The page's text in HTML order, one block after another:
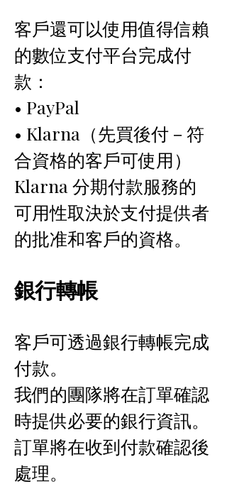
客戶還可以使用值得信賴
的數位支付平台完成付
款：
• PayPal
• Klarna（先買後付－符
合資格的客戶可使用）
Klarna 分期付款服務的
可用性取決於支付提供者
的批准和客戶的資格。
銀行轉帳
客戶可透過銀行轉帳完成
付款。
我們的團隊將在訂單確認
時提供必要的銀行資訊。
訂單將在收到付款確認後
處理。